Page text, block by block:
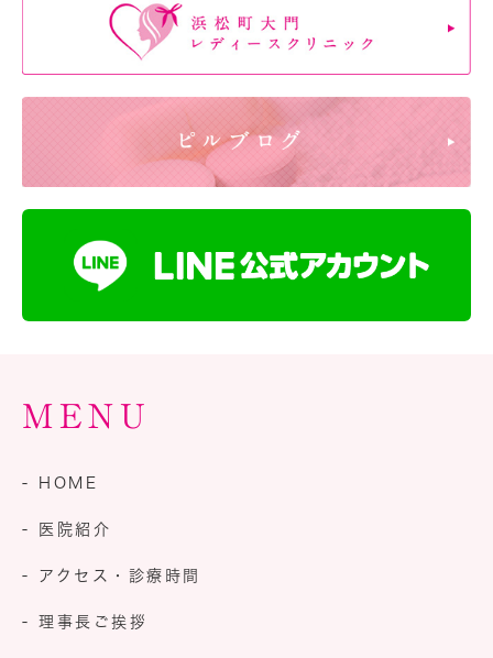
MENU
- HOME
- 医院紹介
- アクセス・診療時間
- 理事長ご挨拶